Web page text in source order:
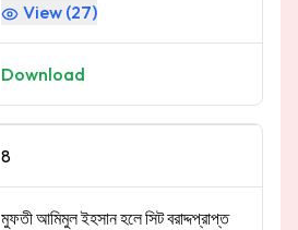
View (27)
Download
8
মুফতী আমিমুল ইহসান হলে সিট বরাদ্দপ্রাপ্ত